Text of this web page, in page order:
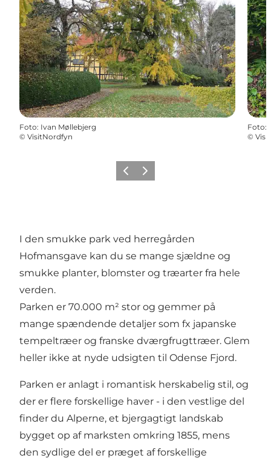
Foto: Ivan Møllebjerg
© VisitNordfyn
Foto:
©
Forrige billede
Næste billede
I den smukke park ved herregården
Hofmansgave kan du se mange sjældne og
smukke planter, blomster og træarter fra hele
verden.
Parken er 70.000 m² stor og gemmer på
mange spændende detaljer som fx japanske
tempeltræer og franske dværgfrugttræer. Glem
heller ikke at nyde udsigten til Odense Fjord.
Parken er anlagt i romantisk herskabelig stil, og
der er flere forskellige haver - i den vestlige del
finder du Alperne, et bjergagtigt landskab
bygget op af marksten omkring 1855, mens
den sydlige del er præget af forskellige